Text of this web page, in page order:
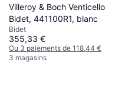
Villeroy & Boch Venticello
Bidet, 441100R1, blanc
Bidet
355,33 €
Ou 3 paiements de 118,44 €
3 magasins